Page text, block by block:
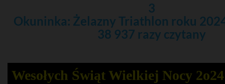
3
Okuninka: Żelazny Triathlon roku
38 937 razy czytany
Wesołych Świąt Wielkiej Nocy 2o24